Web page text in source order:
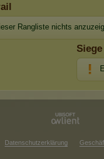
Rangliste nichts
Datenschutzerklärung